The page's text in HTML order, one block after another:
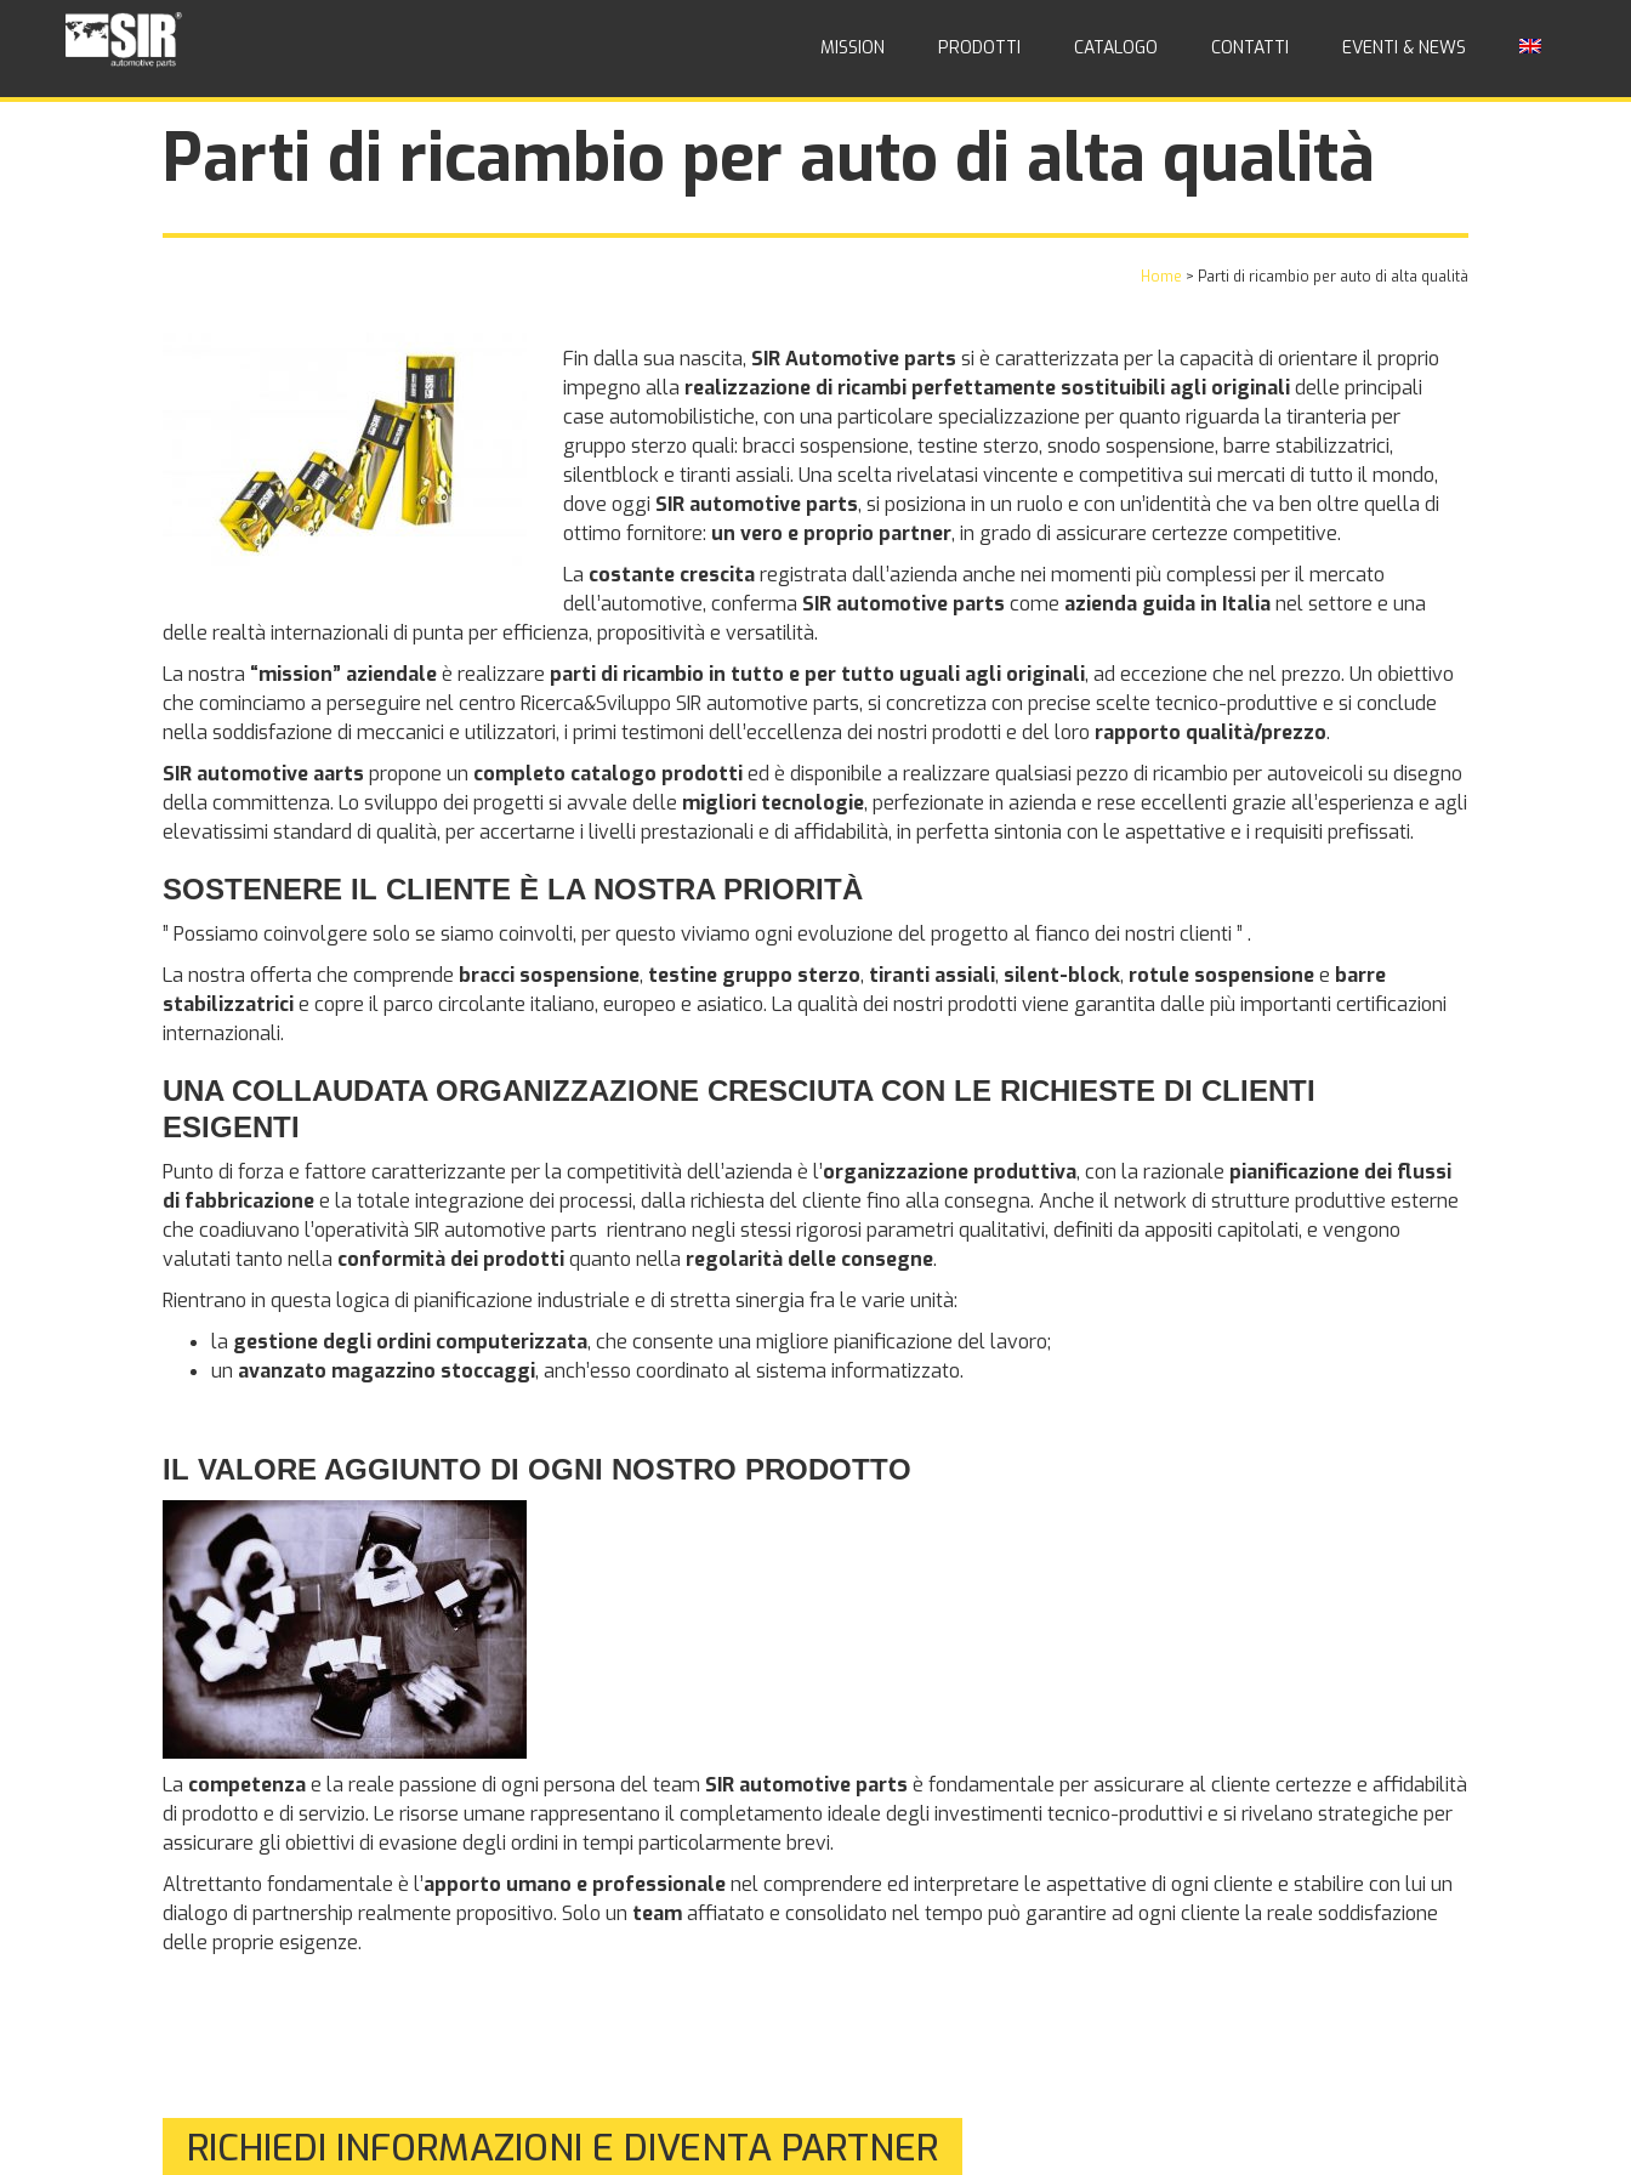
MISSION PRODOTTI CATALOGO CONTATTI EVENTI & NEWS
Parti di ricambio per auto di alta qualità
Home > Parti di ricambio per auto di alta qualità
Fin dalla sua nascita, SIR Automotive parts si è caratterizzata per la capacità di orientare il proprio
impegno alla realizzazione di ricambi perfettamente sostituibili agli originalidelle principali
case automobilistiche, con una particolare specializzazione per quanto riguarda la tiranteria per
gruppo sterzo quali: bracci sospensione, testine sterzo, snodo sospensione, barre stabilizzatrici,
silentblock e tiranti assiali. Una scelta rivelatasi vincente e competitiva sui mercati di tutto il mondo,
dove oggi SIR automotive parts, si posiziona in un ruolo e con un’identità che va ben oltre quella di
ottimo fornitore: un vero e proprio partner, in grado di assicurare certezze competitive.
La costante crescitaregistrata dall’azienda anche nei momenti più complessi per il mercato
dell’automotive, conferma SIR automotive parts come azienda guida in Italianel settore e una
delle realtà internazionali di punta per efficienza, propositività e versatilità.
La nostra “mission” aziendaleè realizzare parti di ricambio in tutto e per tutto uguali agli originali, ad eccezione che nel prezzo. Un obiettivo
che cominciamo a perseguire nel centro Ricerca&Sviluppo SIR automotive parts, si concretizza con precise scelte tecnico-produttive e si conclude
nella soddisfazione di meccanici e utilizzatori, i primi testimoni dell’eccellenza dei nostri prodotti e del loro rapporto qualità/prezzo.
SIR automotive aarts propone un completo catalogo prodottied è disponibile a realizzare qualsiasi pezzo di ricambio per autoveicoli su disegno
della committenza. Lo sviluppo dei progetti si avvale delle migliori tecnologie, perfezionate in azienda e rese eccellenti grazie all’esperienza e agli
elevatissimi standard di qualità, per accertarne i livelli prestazionali e di affidabilità, in perfetta sintonia con le aspettative e i requisiti prefissati.
SOSTENERE IL CLIENTE È LA NOSTRA PRIORITÀ
” Possiamo coinvolgere solo se siamo coinvolti, per questo viviamo ogni evoluzione del progetto al fianco dei nostri clienti ” .
La nostra offerta che comprende bracci sospensione, testine gruppo sterzo, tiranti assiali, silent-block, rotule sospensionee barre
stabilizzatricie copre il parco circolante italiano, europeo e asiatico. La qualità dei nostri prodotti viene garantita dalle più importanti certificazioni
internazionali.
UNA COLLAUDATA ORGANIZZAZIONE CRESCIUTA CON LE RICHIESTE DI CLIENTI
ESIGENTI
Punto di forza e fattore caratterizzante per la competitività dell’azienda è l’organizzazione produttiva, con la razionale pianificazione dei flussi
di fabbricazionee la totale integrazione dei processi, dalla richiesta del cliente fino alla consegna. Anche il network di strutture produttive esterne
che coadiuvano l’operatività SIR automotive parts rientrano negli stessi rigorosi parametri qualitativi, definiti da appositi capitolati, e vengono
valutati tanto nella conformità dei prodottiquanto nella regolarità delle consegne.
Rientrano in questa logica di pianificazione industriale e di stretta sinergia fra le varie unità:
la gestione degli ordini computerizzata, che consente una migliore pianificazione del lavoro;
un avanzato magazzino stoccaggi, anch’esso coordinato al sistema informatizzato.
IL VALORE AGGIUNTO DI OGNI NOSTRO PRODOTTO
La competenzae la reale passione di ogni persona del team SIR automotive parts è fondamentale per assicurare al cliente certezze e affidabilità
di prodotto e di servizio. Le risorse umane rappresentano il completamento ideale degli investimenti tecnico-produttivi e si rivelano strategiche per
assicurare gli obiettivi di evasione degli ordini in tempi particolarmente brevi.
Altrettanto fondamentale è l’apporto umano e professionalenel comprendere ed interpretare le aspettative di ogni cliente e stabilire con lui un
dialogo di partnership realmente propositivo. Solo un teamaffiatato e consolidato nel tempo può garantire ad ogni cliente la reale soddisfazione
delle proprie esigenze.
RICHIEDI INFORMAZIONI E DIVENTA PARTNER